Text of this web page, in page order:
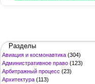
Разделы
Авиация и космонавтика (304)
Административное право (123)
Арбитражный процесс (23)
Архитектура (113)